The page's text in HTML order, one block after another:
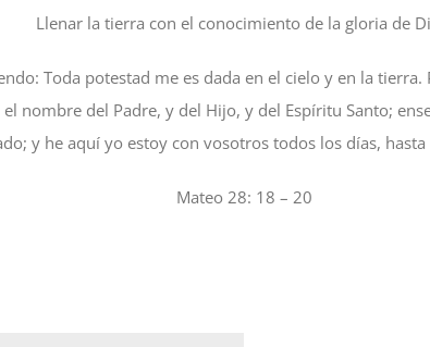
Llenar la tierra con el conocimiento de la gloria de
Toda potestad me es dada en el cielo y en la
nombre del Padre, y del Hijo, y del Espíritu Santo;
y he aquí yo estoy con vosotros todos los días,
Mateo 28: 18 – 20